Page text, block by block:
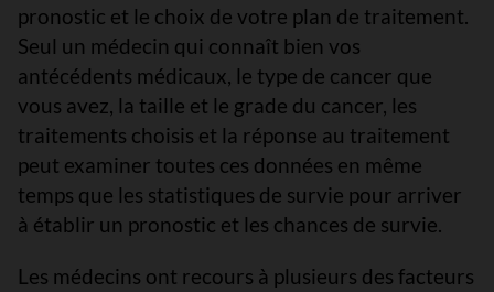
pronostic et le choix de votre plan de traitement.
Seul un médecin qui connaît bien vos
antécédents médicaux, le type de cancer que
vous avez, la taille et le grade du cancer, les
traitements choisis et la réponse au traitement
peut examiner toutes ces données en même
temps que les statistiques de survie pour arriver
à établir un pronostic et les chances de survie.
Les médecins ont recours à plusieurs des facteurs